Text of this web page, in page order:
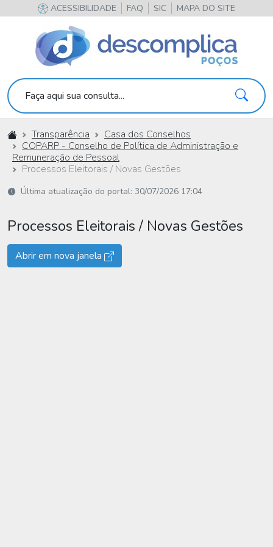
ACESSIBILIDADE FAQ SIC MAPA DO SITE
Faça aqui sua consulta...
Início Transparência
Casa dos Conselhos
COPARP - Conselho de Política de Administração e
Remuneração de Pessoal
Processos Eleitorais / Novas Gestões
Última atualização do portal: 30/07/2026 17:04
Processos Eleitorais / Novas Gestões
Abrir em nova janela